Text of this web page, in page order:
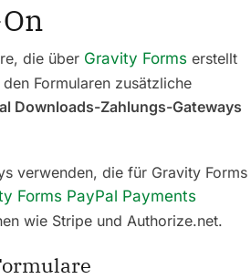
die über Gravity Forms erstellt
Formularen zusätzliche
Downloads-Zahlungs-Gateways
verwenden, die für Gravity Forms
Forms PayPal Payments
wie Stripe und Authorize.net.